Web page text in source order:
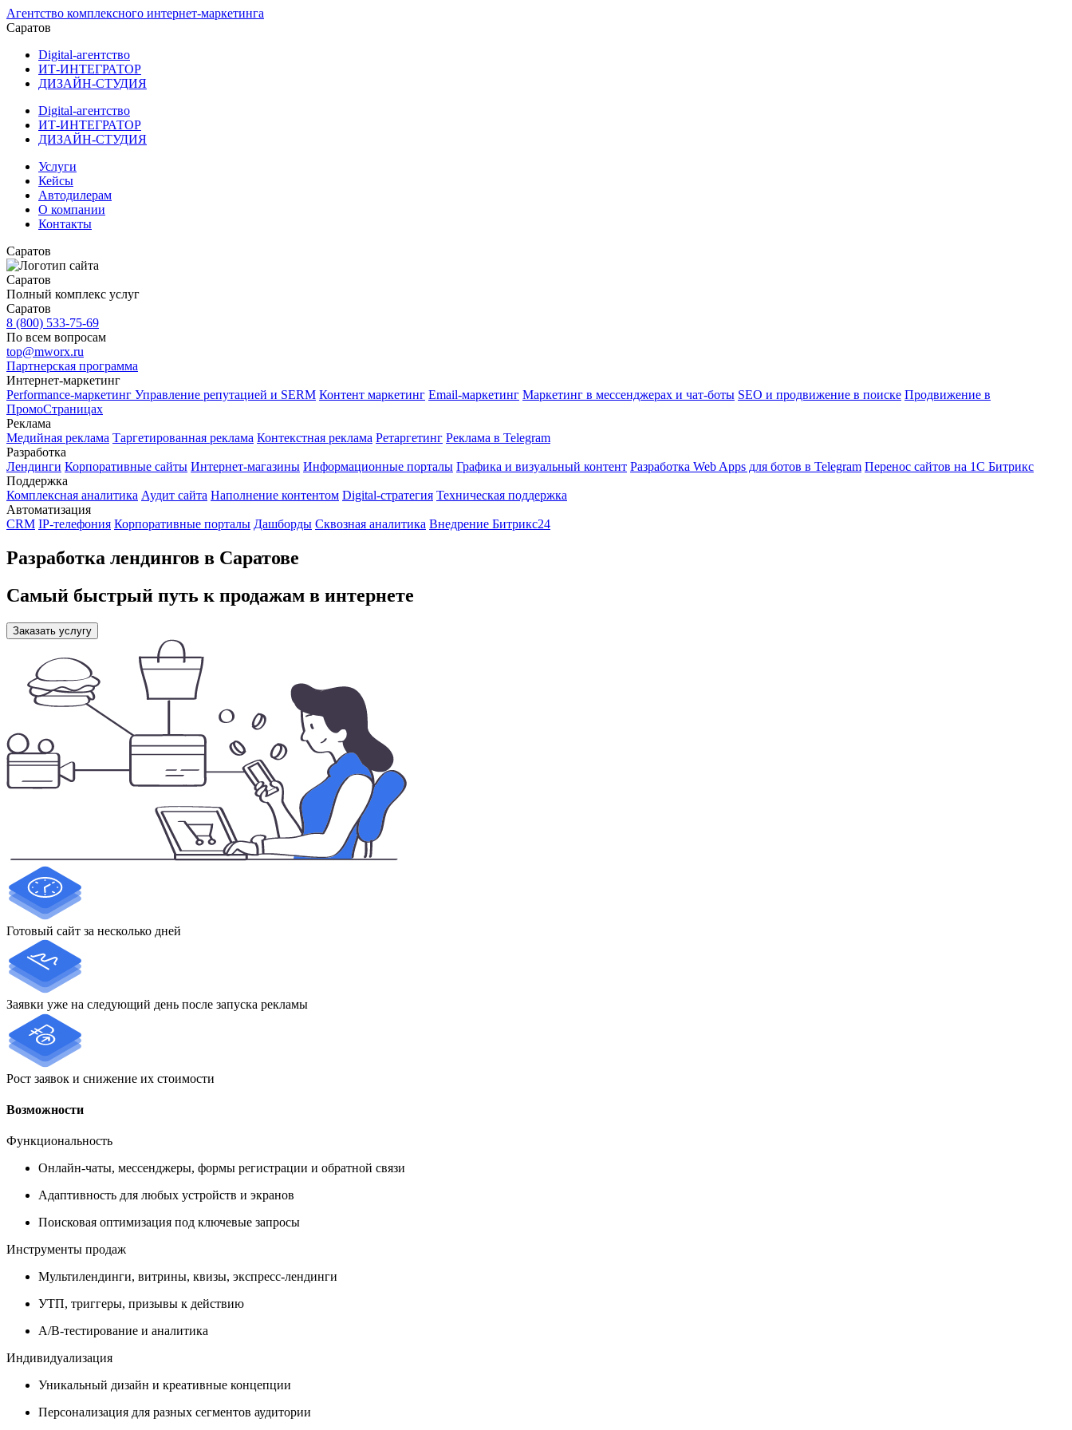
Агентство комплексного интернет-маркетинга
Саратов
Digital-агентство
ИТ-ИНТЕГРАТОР
ДИЗАЙН-СТУДИЯ
Digital-агентство
ИТ-ИНТЕГРАТОР
ДИЗАЙН-СТУДИЯ
Услуги
Кейсы
Автодилерам
О компании
Контакты
Саратов
Саратов
Полный комплекс услуг
Саратов
8 (800) 533-75-69
По всем вопросам
top@mworx.ru
Партнерская программа
Интернет-маркетинг
Performance-маркетинг Управление репутацией и SERM Контент маркетинг Email-маркетинг Маркетинг в мессенджерах и чат-боты SEO и продвижение в поиске Продвижение в
ПромоСтраницах
Реклама
Медийная реклама Таргетированная реклама Контекстная реклама Ретаргетинг Реклама в Telegram
Разработка
Лендинги Корпоративные сайты Интернет-магазины Информационные порталы Графика и визуальный контент Разработка Web Apps для ботов в Telegram Перенос сайтов на 1С Битрикс
Поддержка
Комплексная аналитика Аудит сайта Наполнение контентом Digital-стратегия Техническая поддержка
Автоматизация
CRM IP-телефония Корпоративные порталы Дашборды Сквозная аналитика Внедрение Битрикс24
Разработка лендингов в Саратове
Самый быстрый путь к продажам в интернете
Заказать услугу
Готовый сайт за несколько дней
Заявки уже на следующий день после запуска рекламы
Рост заявок и снижение их стоимости
Возможности
Функциональность
Онлайн-чаты, мессенджеры, формы регистрации и обратной связи
Адаптивность для любых устройств и экранов
Поисковая оптимизация под ключевые запросы
Инструменты продаж
Мультилендинги, витрины, квизы, экспресс-лендинги
УТП, триггеры, призывы к действию
A/B-тестирование и аналитика
Индивидуализация
Уникальный дизайн и креативные концепции
Персонализация для разных сегментов аудитории